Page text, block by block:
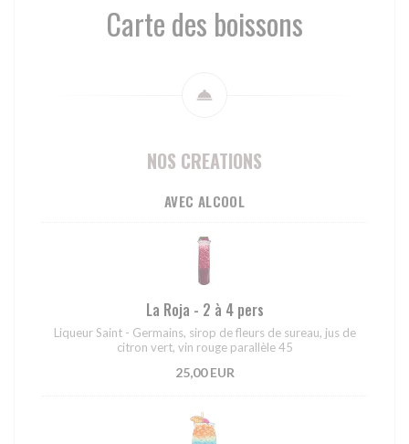
Carte des boissons
NOS CREATIONS
AVEC ALCOOL
La Roja - 2 à 4 pers
Liqueur Saint - Germains, sirop de fleurs de sureau, jus de
citron vert, vin rouge parallèle 45
25,00 EUR